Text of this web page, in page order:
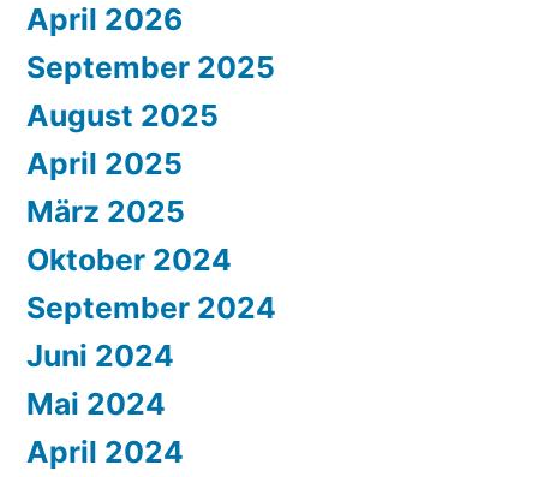
April 2026
September 2025
August 2025
April 2025
März 2025
Oktober 2024
September 2024
Juni 2024
Mai 2024
April 2024